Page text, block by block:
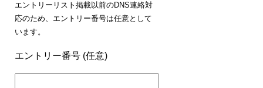
エントリーリスト掲載以前のDNS連絡対
応のため、エントリー番号は任意として
います。
エントリー番号 (任意)